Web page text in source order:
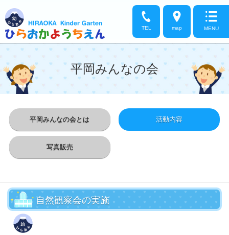
TEL map MENU
平岡みんなの会
平岡みんなの会とは 活動内容
写真販売
自然観察会の実施